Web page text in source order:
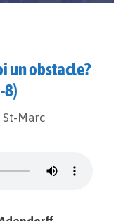
un obstacle?
8)
Marc